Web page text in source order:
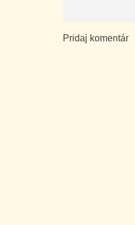
Pridaj komentár